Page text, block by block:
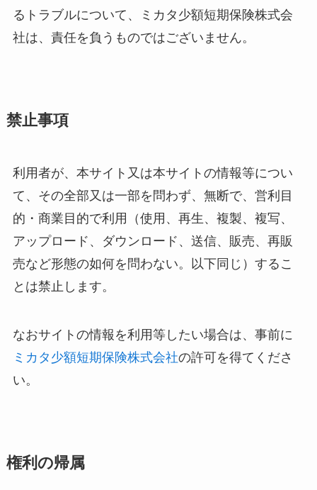
るトラブルについて、ミカタ少額短期保険株式会
社は、責任を負うものではございません。
禁止事項
利用者が、本サイト又は本サイトの情報等につい
て、その全部又は一部を問わず、無断で、営利目
的・商業目的で利用（使用、再生、複製、複写、
アップロード、ダウンロード、送信、販売、再販
売など形態の如何を問わない。以下同じ）するこ
とは禁止します。
なおサイトの情報を利用等したい場合は、事前に
ミカタ少額短期保険株式会社の許可を得てくださ
い。
権利の帰属